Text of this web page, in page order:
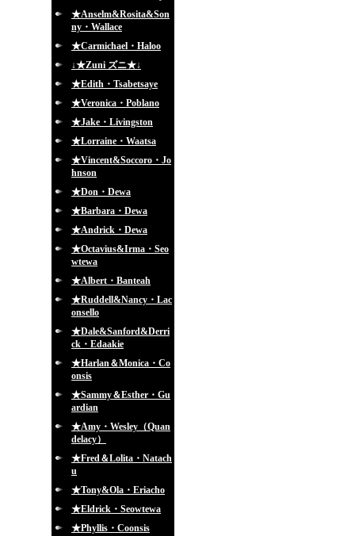
★Anselm&Rosita&Son
ny・Wallace
★Carmichael・Haloo
↓★Zuni ズニ★↓
★Edith・Tsabetsaye
★Veronica・Poblano
★Jake・Livingston
★Lorraine・Waatsa
★Vincent&Soccoro・Jo
hnson
★Don・Dewa
★Barbara・Dewa
★Andrick・Dewa
★Octavius&Irma・Seo
wtewa
★Albert・Banteah
★Ruddell&Nancy・Lac
onsello
★Dale&Sanford&Derri
ck・Edaakie
★Harlan＆Monica・Co
onsis
★Sammy＆Esther・Gu
ardian
★Amy・Wesley（Quan
delacy）
★Fred＆Lolita・Natach
u
★Tony&Ola・Eriacho
★Eldrick・Seowtewa
★Phyllis・Coonsis